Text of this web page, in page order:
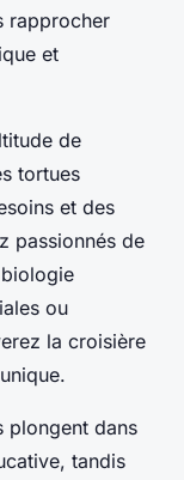
rapprocher
et
de
tortues
et des
passionnés de
ou
la croisière
plongent dans
tandis